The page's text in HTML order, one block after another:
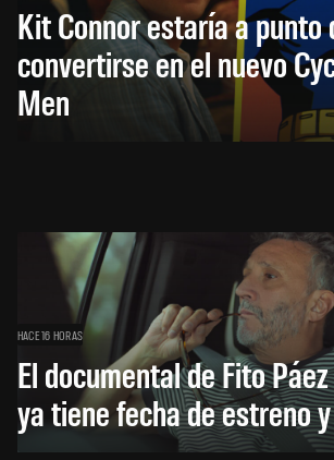
Kit Connor estaría a punto
convertirse en el nuevo
Men
HACE 16 HORAS
El documental de Fito
ya tiene fecha de estreno